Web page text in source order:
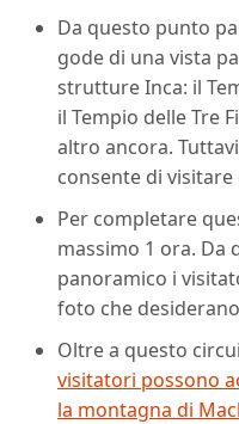
Da questo punto
gode di una vista
strutture Inca: il
il Tempio delle Tre
altro ancora.
consente di
Per completare
massimo 1 ora. Da
panoramico i
foto che
Oltre a questo
visitatori possono
la montagna di